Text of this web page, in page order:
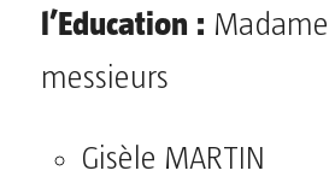
l’Education : Madame
messieurs
Gisèle MARTIN